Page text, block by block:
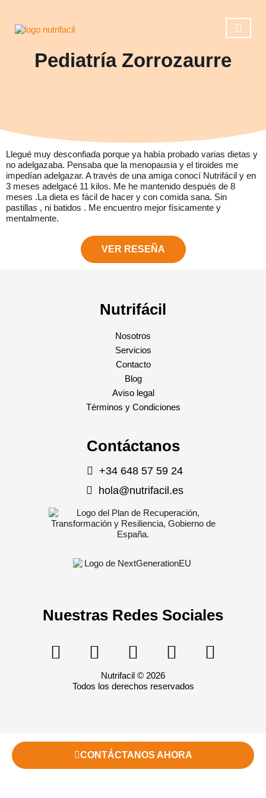
Pediatría Zorrozaurre
Llegué muy desconfiada porque ya había probado varias dietas y
no adelgazaba. Pensaba que la menopausia y el tiroides me
impedían adelgazar. A través de una amiga conocí Nutrifácil y en
3 meses adelgacé 11 kilos. Me he mantenido después de 8
meses .La dieta es fácil de hacer y con comida sana. Sin
pastillas , ni batidos . Me encuentro mejor físicamente y
mentalmente.
VER RESEÑA
Nutrifácil
Nosotros
Servicios
Contacto
Blog
Aviso legal
Términos y Condiciones
Contáctanos
+34 648 57 59 24
hola@nutrifacil.es
Nuestras Redes Sociales
Nutrifacil © 2026
Todos los derechos reservados
CONTÁCTANOS AHORA